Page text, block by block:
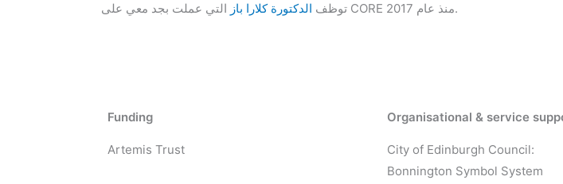
توظف الدكتورة كلارا باز التي عملت بجد معي على CORE منذ عام 2017.
Funding Organisational & service
Artemis Trust
City of Edinburgh Council:
Bonnington Symbol System